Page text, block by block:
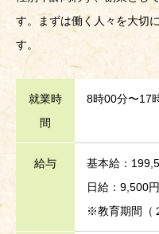
す。まずは働く人々を大切
す。
就業時
間
8時00分〜17
給与
基本給：
日給：9,500
※教育期間（